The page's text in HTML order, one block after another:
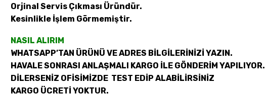
Orjinal Servis Çıkması Üründür.
Kesinlikle İşlem Görmemiştir.
NASIL ALIRIM
WHATSAPP’TAN ÜRÜNÜ VE ADRES BİLGİLERİNİZİ YAZIN.
HAVALE SONRASI ANLAŞMALI KARGO İLE GÖNDERİM YAPILIYOR.
DİLERSENİZ OFİSİMİZDE TEST EDİP ALABİLİRSİNİZ
KARGO ÜCRETİ YOKTUR.